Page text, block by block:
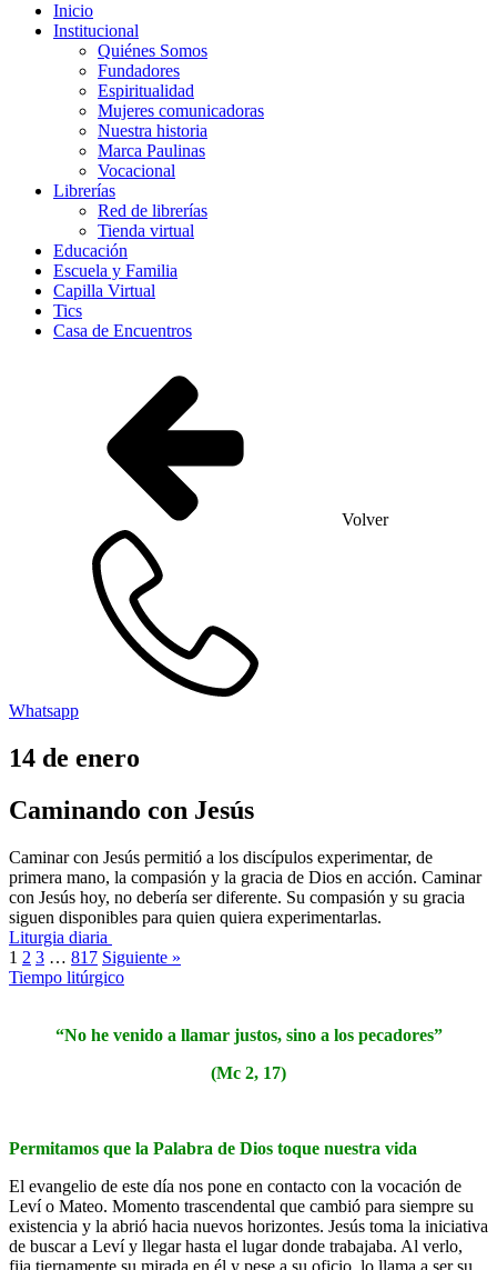
Inicio
Institucional
Quiénes Somos
Fundadores
Espiritualidad
Mujeres comunicadoras
Nuestra historia
Marca Paulinas
Vocacional
Librerías
Red de librerías
Tienda virtual
Educación
Escuela y Familia
Capilla Virtual
Tics
Casa de Encuentros
Volver
Whatsapp
14 de enero
Caminando con Jesús
Caminar con Jesús permitió a los discípulos experimentar, de
primera mano, la compasión y la gracia de Dios en acción. Caminar
con Jesús hoy, no debería ser diferente. Su compasión y su gracia
siguen disponibles para quien quiera experimentarlas.
Liturgia diaria
1 2 3 … 817 Siguiente »
Tiempo litúrgico
“No he venido a llamar justos, sino a los pecadores”
(Mc 2, 17)
Permitamos que la Palabra de Dios toque nuestra vida
El evangelio de este día nos pone en contacto con la vocación de
Leví o Mateo. Momento trascendental que cambió para siempre su
existencia y la abrió hacia nuevos horizontes. Jesús toma la iniciativa
de buscar a Leví y llegar hasta el lugar donde trabajaba. Al verlo,
fija tiernamente su mirada en él y pese a su oficio, lo llama a ser su